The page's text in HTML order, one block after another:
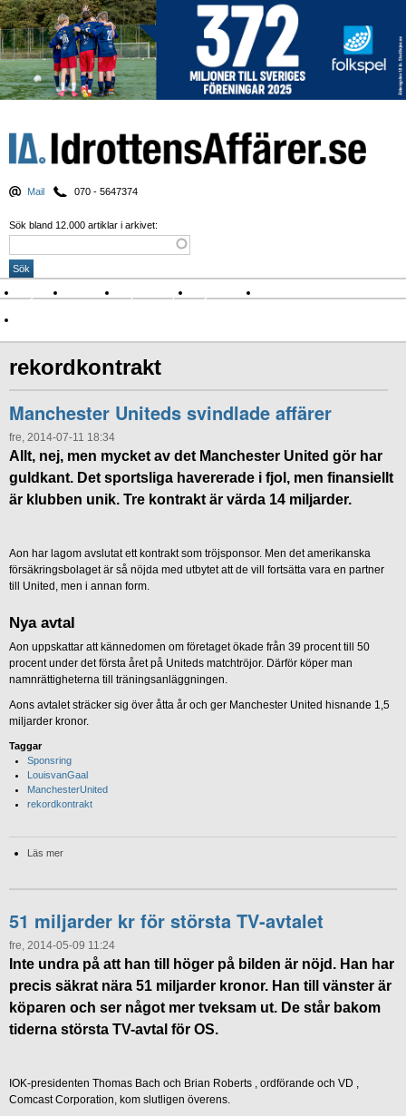
Mail 070 - 5647374
Sök bland 12.000 artiklar i arkivet:
Nyheter Krönikor Sport & spel Nyhetsbrev
rekordkontrakt
Manchester Uniteds svindlade affärer
fre, 2014-07-11 18:34
Allt, nej, men mycket av det Manchester United gör har
guldkant. Det sportsliga havererade i fjol, men finansiellt
är klubben unik. Tre kontrakt är värda 14 miljarder.
Aon har lagom avslutat ett kontrakt som tröjsponsor. Men det amerikanska
försäkringsbolaget är så nöjda med utbytet att de vill fortsätta vara en partner
till United, men i annan form.
Nya avtal
Aon uppskattar att kännedomen om företaget ökade från 39 procent till 50
procent under det första året på Uniteds matchtröjor. Därför köper man
namnrättigheterna till träningsanläggningen.
Aons avtalet sträcker sig över åtta år och ger Manchester United hisnande 1,5
miljarder kronor.
Taggar
Sponsring
LouisvanGaal
ManchesterUnited
rekordkontrakt
Läs mer
51 miljarder kr för största TV-avtalet
fre, 2014-05-09 11:24
Inte undra på att han till höger på bilden är nöjd. Han har
precis säkrat nära 51 miljarder kronor. Han till vänster är
köparen och ser något mer tveksam ut. De står bakom
tiderna största TV-avtal för OS.
IOK-presidenten Thomas Bach och Brian Roberts , ordförande och VD ,
Comcast Corporation, kom slutligen överens.